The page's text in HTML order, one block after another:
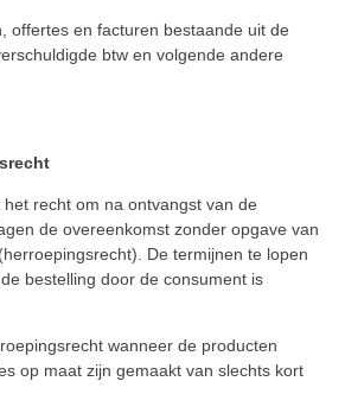
offertes en facturen bestaande uit de
btw en volgende andere
recht om na ontvangst van de
de overeenkomst zonder opgave van
De termijnen te lopen
bestelling door de consument is
wanneer de producten
op maat zijn gemaakt van slechts kort